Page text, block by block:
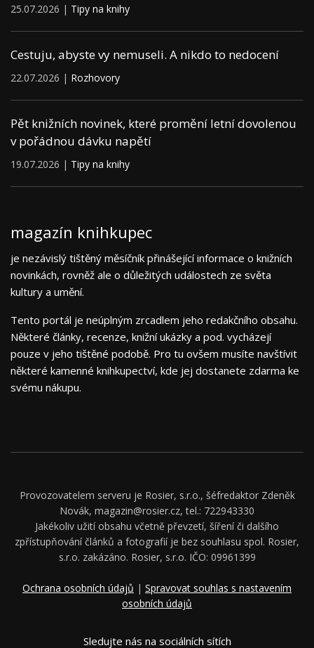
25.07.2026 | Tipy na knihy
Cestuju, abyste vy nemuseli. A nikdo to nedocení
22.07.2026 | Rozhovory
Pět knižních novinek, které promění letní dovolenou
v pořádnou dávku napětí
19.07.2026 | Tipy na knihy
magazín knihkupec
je nezávislý tištěný měsíčník přinášející informace o knižních
novinkách, rovněž ale o důležitých událostech ze světa
kultury a umění.
Tento portál je neúplným zrcadlem jeho redakčního obsahu.
Některé články, recenze, knižní ukázky a pod. vycházejí
pouze v jeho tištěné podobě. Pro tu ovšem musíte navštívit
některé kamenné knihkupectví, kde jej dostanete zdarma ke
svému nákupu.
Provozovatelem serveru je Rosier, s.r.o., šéfredaktor Zdeněk
Novák, magazin@rosier.cz, tel.: 722943330
Jakékoliv užití obsahu včetně převzetí, šíření či dalšího
zpřístupňování článků a fotografií je bez souhlasu spol. Rosier,
s.r.o. zakázáno. Rosier, s.r.o. IČO: 09961399
Ochrana osobních údajů | Spravovat souhlas s nastavením
osobních údajů
Sledujte nás na sociálních sítích